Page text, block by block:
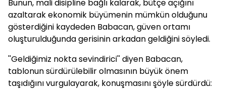
Bunun, mali disipline bağlı kalarak, bütçe açığını
azaltarak ekonomik büyümenin mümkün olduğunu
gösterdiğini kaydeden Babacan, güven ortamı
oluşturulduğunda gerisinin arkadan geldiğini söyledi.
''Geldiğimiz nokta sevindirici'' diyen Babacan,
tablonun sürdürülebilir olmasının büyük önem
taşıdığını vurgulayarak, konuşmasını şöyle sürdürdü: